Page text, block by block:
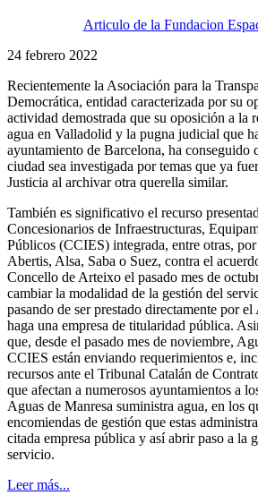
Articulo de la Fundacion
24 febrero 2022
Recientemente la Asociación para la
Democrática, entidad caracterizada por su
actividad demostrada que su oposición a la
agua en Valladolid y la pugna judicial que
ayuntamiento de Barcelona, ha conseguido
ciudad sea investigada por temas que ya
Justicia al archivar otra querella similar.
También es significativo el recurso
Concesionarios de Infraestructuras,
Públicos (CCIES) integrada, entre otras,
Abertis, Alsa, Saba o Suez, contra el
Concello de Arteixo el pasado mes de
cambiar la modalidad de la gestión del
pasando de ser prestado directamente por
haga una empresa de titularidad pública.
que, desde el pasado mes de noviembre,
CCIES están enviando requerimientos e,
recursos ante el Tribunal Catalán de
que afectan a numerosos ayuntamientos a
Aguas de Manresa suministra agua, en los
encomiendas de gestión que estas
citada empresa pública y así abrir paso a la
servicio.
Leer más...